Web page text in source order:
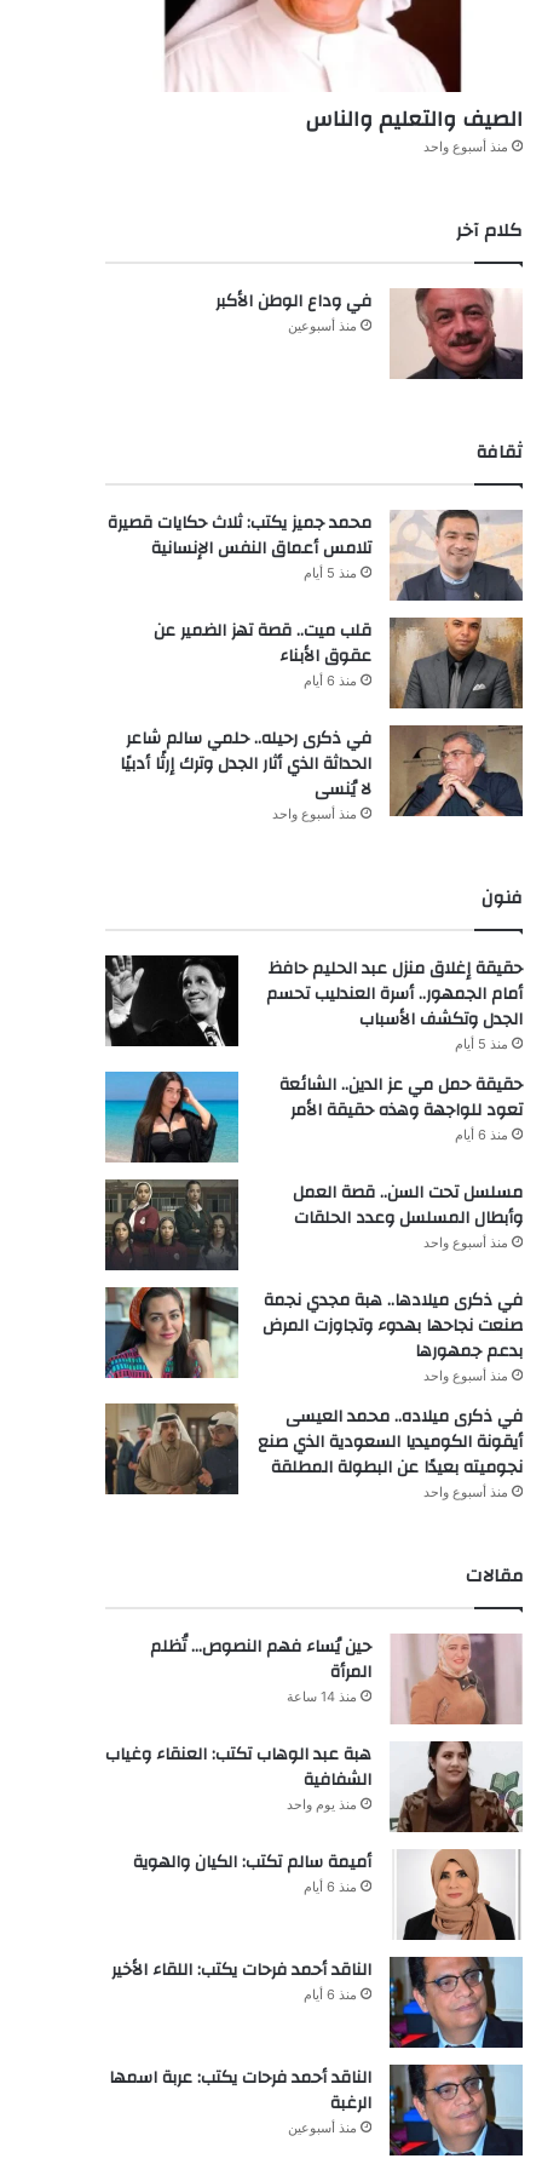
الصيف والتعليم والناس
منذ أسبوع واحد
كلام آخر
في وداع الوطن الأكبر
منذ أسبوعين
ثقافة
محمد جميز يكتب: ثلاث حكايات قصيرة
تلامس أعماق النفس الإنسانية
منذ 5 أيام
قلب ميت.. قصة تهز الضمير عن
عقوق الأبناء
منذ 6 أيام
في ذكرى رحيله.. حلمي سالم شاعر
الحداثة الذي أثار الجدل وترك إرثًا أدبيًا
لا يُنسى
منذ أسبوع واحد
فنون
حقيقة إغلاق منزل عبد الحليم حافظ
أمام الجمهور.. أسرة العندليب تحسم
الجدل وتكشف الأسباب
منذ 5 أيام
حقيقة حمل مي عز الدين.. الشائعة
تعود للواجهة وهذه حقيقة الأمر
منذ 6 أيام
مسلسل تحت السن.. قصة العمل
وأبطال المسلسل وعدد الحلقات
منذ أسبوع واحد
في ذكرى ميلادها.. هبة مجدي نجمة
صنعت نجاحها بهدوء وتجاوزت المرض
بدعم جمهورها
منذ أسبوع واحد
في ذكرى ميلاده.. محمد العيسى
أيقونة الكوميديا السعودية الذي صنع
نجوميته بعيدًا عن البطولة المطلقة
منذ أسبوع واحد
مقالات
حين يُساء فهم النصوص… تُظلم
المرأة
منذ 14 ساعة
هبة عبد الوهاب تكتب: العنقاء وغياب
الشفافية
منذ يوم واحد
أميمة سالم تكتب: الكيان والهوية
منذ 6 أيام
الناقد أحمد فرحات يكتب: اللقاء الأخير
منذ 6 أيام
الناقد أحمد فرحات يكتب: عربة اسمها
الرغبة
منذ أسبوعين